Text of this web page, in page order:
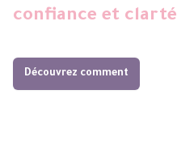
confiance et clarté
Découvrez comment